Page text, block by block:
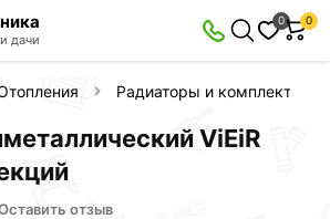
дачи
0 0
Радиаторы и
ViEiR
отзыв